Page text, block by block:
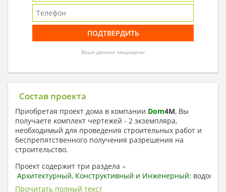
Ваши данные защищены
Состав проекта
Приобретая проект дома в компании Dom4M, Вы
получаете комплект чертежей - 2 экземпляра,
необходимый для проведения строительных работ и
беспрепятственного получения разрешения на
строительство.
Проект содержит три раздела –
Архитектурный, Конструктивный и Инженерный:
отопление, вентиляция, канализация,
Прочитать полный текст